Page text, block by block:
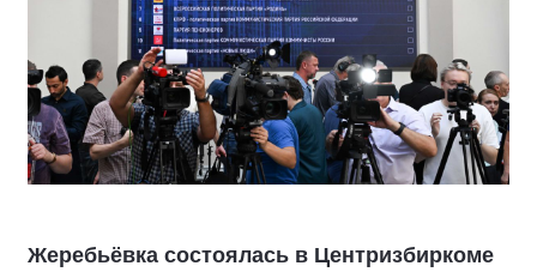
Жеребьёвка состоялась в Центризбиркоме